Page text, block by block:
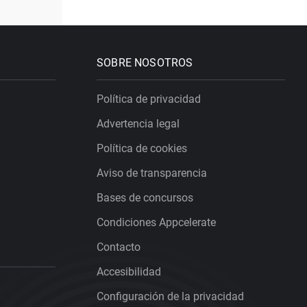
SOBRE NOSOTROS
Política de privacidad
Advertencia legal
Política de cookies
Aviso de transparencia
Bases de concursos
Condiciones Appcelerate
Contacto
Accesibilidad
Configuración de la privacidad